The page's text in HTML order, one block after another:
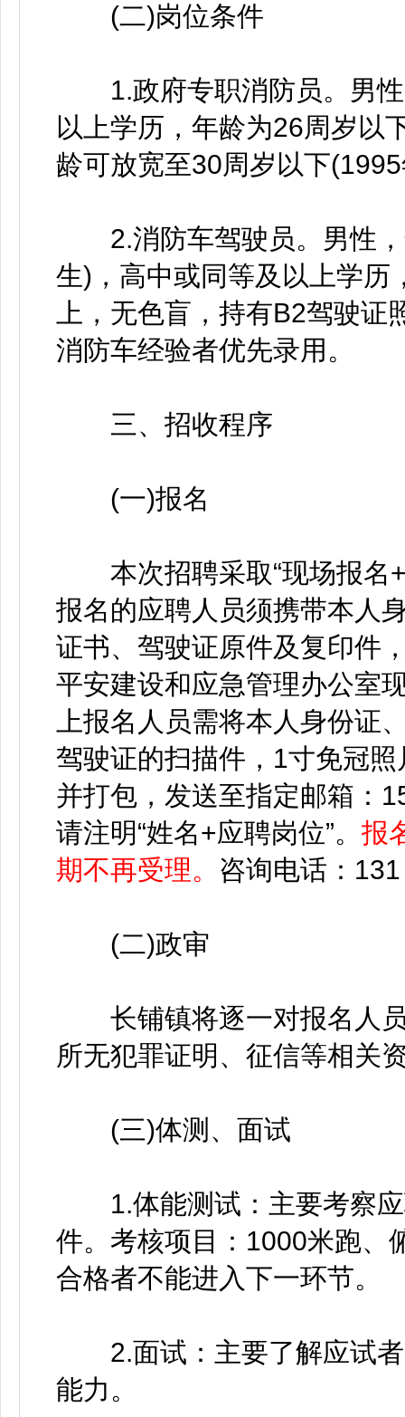
(二)岗位条件
1.政府专职消防员。男性
以上学历，年龄为26周岁以
龄可放宽至30周岁以下
2.消防车驾驶员。男性，
生)，高中或同等及以上学历
上，无色盲，持有B2驾驶
消防车经验者优先录用。
三、招收程序
(一)报名
本次招聘采取“现场报名+
报名的应聘人员须携带本人
证书、驾驶证原件及复印件
平安建设和应急管理办公室
上报名人员需将本人身份证
驾驶证的扫描件，1寸免冠
并打包，发送至指定邮箱：
请注明“姓名+应聘岗位”。 报
期不再受理。 咨询电话：
(二)政审
长铺镇将逐一对报名人员
所无犯罪证明、征信等相关
(三)体测、面试
1.体能测试：主要考察应
件。考核项目：1000米跑、
合格者不能进入下一环节。
2.面试：主要了解应试者
能力。